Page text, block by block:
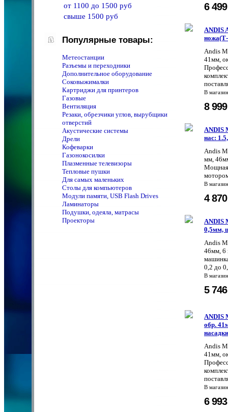
от 1100 до 1500 руб
свыше 1500 руб
Популярные товары:
Метеостанции
Разъемы и переходники
Дополнительное оборудование
Соковыжималки
Картриджи для принтеров
Газовые
Вентиляция
Резаки, обрезчики углов, вырубщики
отверстий
Акустические системы
Дрели
Кофеварки
Газонокосилки
Плазменные телевизоры
Тепловые пушки
Для самых маленьких
Столы для компьютеров
Модули памяти, USB Flash Drives
Ламинаторы
Подушки, одеяла, матрасы
Проекторы
6
ANDIS
Andis
41мм,
В
8
ANDIS
нас:
Andis
мм,
Мощная
В
4
ANDIS
0,5мм,
Andis
46мм, 6
0,2 до
В
5
ANDIS
обр.
насадки
Andis
41мм,
В
6